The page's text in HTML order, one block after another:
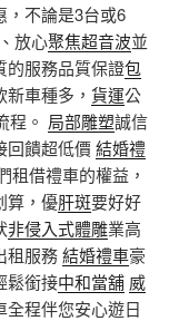
，不論是3台或6
放心聚焦超音波並
的服務品質保證包
新車種多， 貨運公
程。 局部雕塑誠信
回饋超低價結婚禮
租借禮車的權益，
算，優肝斑要好好
非侵入式體雕業高
租服務結婚禮車豪
鬆銜接中和當舖 威
全程伴您安心遊日